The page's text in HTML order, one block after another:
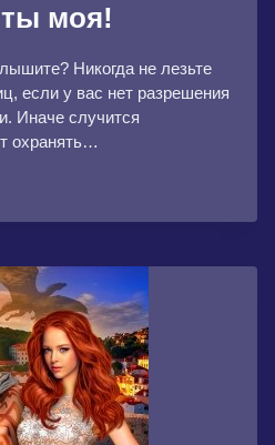
моя!
Никогда не лезьте
если у вас нет разрешения
Иначе случится
охранять…